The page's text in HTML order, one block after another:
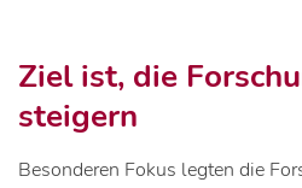
Ziel ist, die
steigern
Besonderen Fokus legten die